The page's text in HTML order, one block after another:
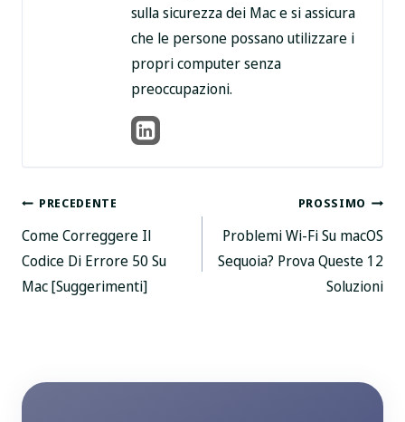
sulla sicurezza dei Mac e si assicura
che le persone possano utilizzare i
propri computer senza
preoccupazioni.
Posta
navigazione
PRECEDENTE
Come Correggere Il
Codice Di Errore 50 Su
Mac [Suggerimenti]
PROSSIMO
Problemi Wi-Fi Su macOS
Sequoia? Prova Queste 12
Soluzioni